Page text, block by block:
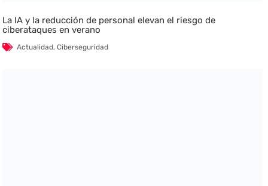
La IA y la reducción de personal elevan el riesgo de
ciberataques en verano
Actualidad,Ciberseguridad